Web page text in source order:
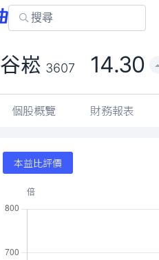
谷崧 3607 14.30
個股概覽 財務報表
本益比評價